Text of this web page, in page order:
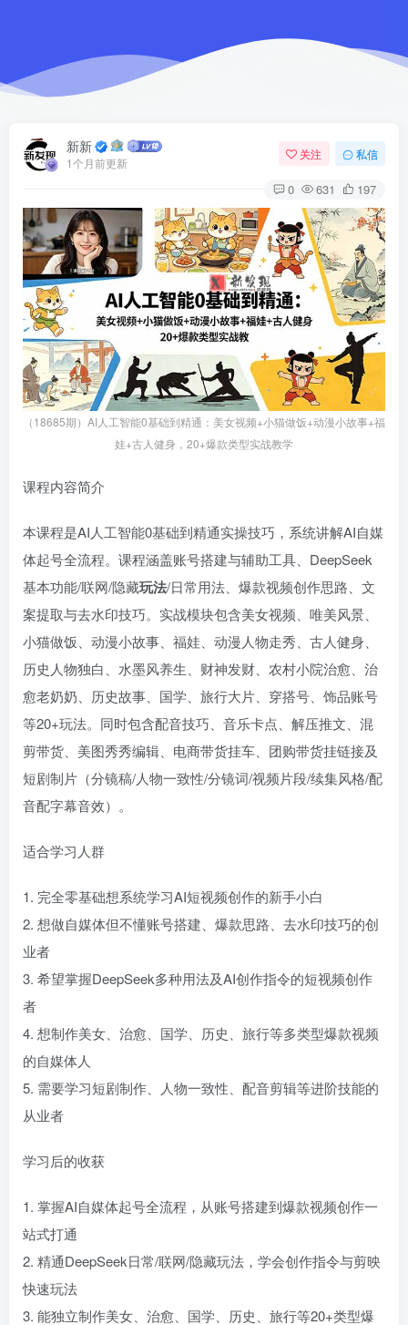
新新
1个月前更新
关注 私信
0 631 197
（18685期）AI人工智能0基础到精通：美女视频+小猫做饭+动漫小故事+福
娃+古人健身，20+爆款类型实战教学
课程内容简介
本课程是AI人工智能0基础到精通实操技巧，系统讲解AI自媒
体起号全流程。课程涵盖账号搭建与辅助工具、DeepSeek
基本功能/联网/隐藏玩法/日常用法、爆款视频创作思路、文
案提取与去水印技巧。实战模块包含美女视频、唯美风景、
小猫做饭、动漫小故事、福娃、动漫人物走秀、古人健身、
历史人物独白、水墨风养生、财神发财、农村小院治愈、治
愈老奶奶、历史故事、国学、旅行大片、穿搭号、饰品账号
等20+玩法。同时包含配音技巧、音乐卡点、解压推文、混
剪带货、美图秀秀编辑、电商带货挂车、团购带货挂链接及
短剧制片（分镜稿/人物一致性/分镜词/视频片段/续集风格/配
音配字幕音效）。
适合学习人群
1. 完全零基础想系统学习AI短视频创作的新手小白
2. 想做自媒体但不懂账号搭建、爆款思路、去水印技巧的创
业者
3. 希望掌握DeepSeek多种用法及AI创作指令的短视频创作
者
4. 想制作美女、治愈、国学、历史、旅行等多类型爆款视频
的自媒体人
5. 需要学习短剧制作、人物一致性、配音剪辑等进阶技能的
从业者
学习后的收获
1. 掌握AI自媒体起号全流程，从账号搭建到爆款视频创作一
站式打通
2. 精通DeepSeek日常/联网/隐藏玩法，学会创作指令与剪映
快速玩法
3. 能独立制作美女、治愈、国学、历史、旅行等20+类型爆